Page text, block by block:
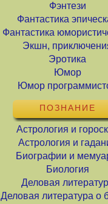
Фэнтези
Фантастика
Фантастика
Экшн,
Эротика
Юмор
Юмор
ПОЗНАНИЕ
Астрология и
Астрология и
Биографии и
Биология
Деловая
Деловая литература о